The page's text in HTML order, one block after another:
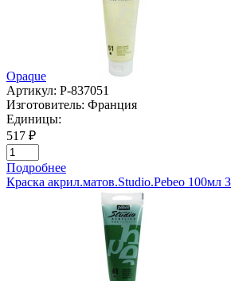
Opaque
Артикул: P-837051
Изготовитель: Франция
Единицы:
517 ₽
Подробнее
Краска акрил.матов.Studio.Pebeo